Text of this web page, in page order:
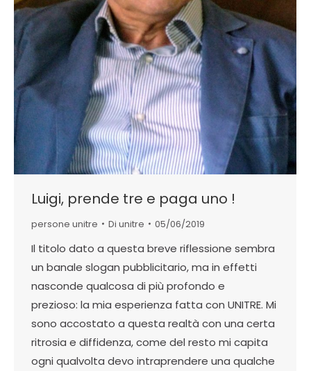
Luigi, prende tre e paga uno !
persone unitre Di unitre 05/06/2019
Il titolo dato a questa breve riflessione sembra
un banale slogan pubblicitario, ma in effetti
nasconde qualcosa di più profondo e
prezioso: la mia esperienza fatta con UNITRE. Mi
sono accostato a questa realtà con una certa
ritrosia e diffidenza, come del resto mi capita
ogni qualvolta devo intraprendere una qualche